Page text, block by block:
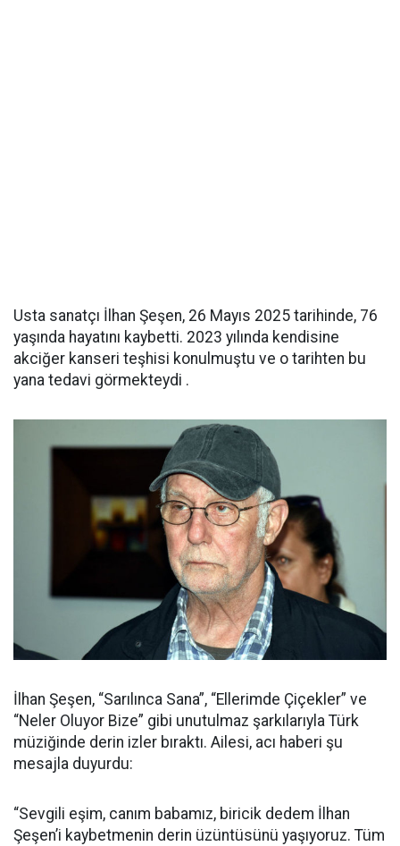
Usta sanatçı İlhan Şeşen, 26 Mayıs 2025 tarihinde, 76
yaşında hayatını kaybetti. 2023 yılında kendisine
akciğer kanseri teşhisi konulmuştu ve o tarihten bu
yana tedavi görmekteydi .
İlhan Şeşen, “Sarılınca Sana”, “Ellerimde Çiçekler” ve
“Neler Oluyor Bize” gibi unutulmaz şarkılarıyla Türk
müziğinde derin izler bıraktı. Ailesi, acı haberi şu
mesajla duyurdu:
“Sevgili eşim, canım babamız, biricik dedem İlhan
Şeşen’i kaybetmenin derin üzüntüsünü yaşıyoruz. Tüm